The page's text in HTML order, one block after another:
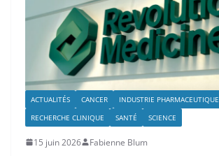
ACTUALITÉS CANCER INDUSTRIE PHARMACEUTIQUE
RECHERCHE CLINIQUE
SANTÉ SCIENCE
15 juin 2026 Fabienne Blum